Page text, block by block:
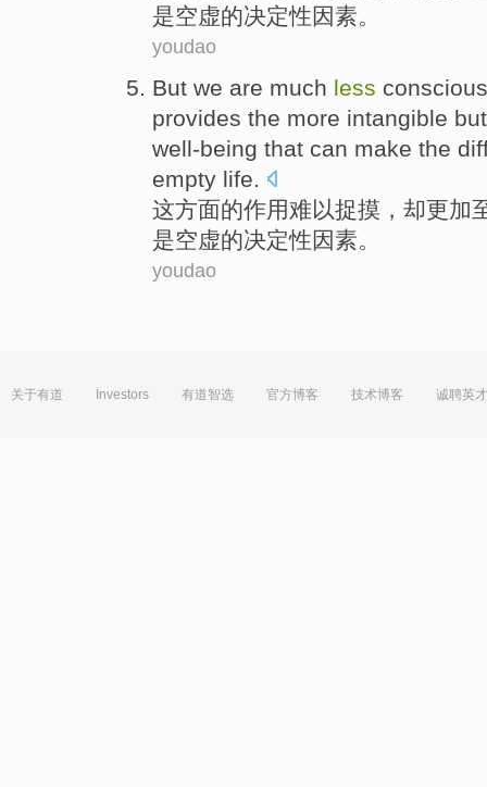
是空虚的决定性因素。
youdao
But we are much less
provides the more intangible but
well-being that can make the
empty life.
这方面的作用难以捉摸 ， 却更加
是空虚的决定性因素。
youdao
关于有道 Investors 有道智选 官方博客 技术博客 诚聘英才